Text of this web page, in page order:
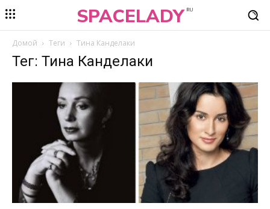
SPACELADY RU
Домой Теги Тина Канделаки
Тег: Тина Канделаки